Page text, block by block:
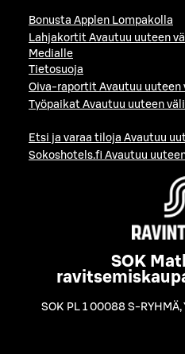
Bonusta Applen Lompakolla
Lahjakortit Avautuu uuteen
Medialle
Tietosuoja
Oiva-raportit Avautuu uuteen
Työpaikat Avautuu uuteen
Etsi ja varaa tiloja Avautuu
Sokoshotels.fi Avautuu
SOK
SOK PL 1 00088 S-RYHMÄ,